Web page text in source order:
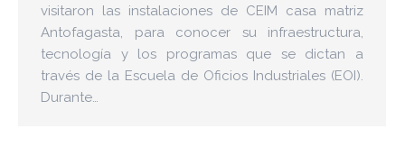
visitaron las instalaciones de CEIM casa matriz
Antofagasta, para conocer su infraestructura,
tecnología y los programas que se dictan a
través de la Escuela de Oficios Industriales (EOI).
Durante…